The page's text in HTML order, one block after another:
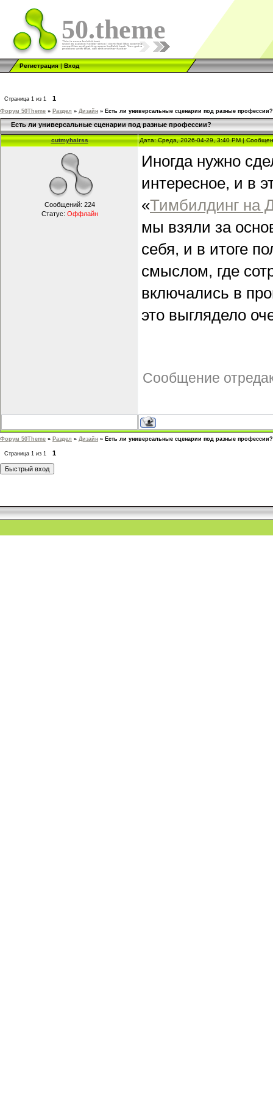
50.theme
Регистрация|Вход
Страница 1 из 1 1
Форум 50Theme » Раздел » Дизайн » Есть ли универсальные сценарии под разные профессии?
Есть ли универсальные сценарии под разные профессии?
cutmyhairss Дата: Среда, 2026-04-29, 3:40 PM |
Сообщений: 224
Статус: Оффлайн
Иногда нужно
интересное, и в
«Тимбилдинг на
мы взяли за
себя, и в итоге
смыслом, где
включались в
это выглядело
Сообщение
Форум 50Theme » Раздел » Дизайн » Есть ли универсальные сценарии под разные профессии?
Страница 1 из 1 1